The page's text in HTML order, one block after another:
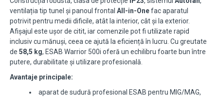
ventilația tip tunel și panoul frontal All-in-Onefac aparatul
potrivit pentru medii dificile, atât la interior, cât și la exterior.
Afișajul este ușor de citit, iar comenzile pot fi utilizate rapid
inclusiv cu mănuși, ceea ce ajută la eficiență în lucru. Cu greutate
de 58,5 kg, ESAB Warrior 500i oferă un echilibru foarte bun între
putere, durabilitate și utilizare profesională.
Avantaje principale:
aparat de sudură profesional ESAB pentru MIG/MAG,